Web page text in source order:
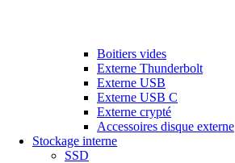
Boitiers vides
Externe Thunderbolt
Externe USB
Externe USB C
Externe crypté
Accessoires disque externe
Stockage interne
SSD